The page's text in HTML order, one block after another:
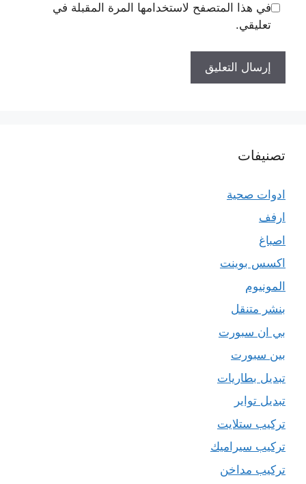
في هذا المتصفح لاستخدامها المرة المقبلة في
تعليقي.
تصنيفات
ادوات صحية
ارفف
اصباغ
اكسس بوينت
المونيوم
بنشر متنقل
بي ان سبورت
بين سبورت
تبديل بطاريات
تبديل تواير
تركيب ستلايت
تركيب سيراميك
تركيب مداخن